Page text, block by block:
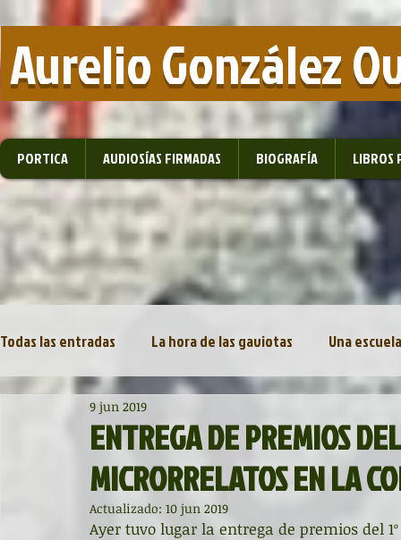
Aurelio González
PORTICA AUDIOSÍAS FIRMADAS BIOGRAFÍA LIBROS
Todas las entradas La hora de las gaviotas Una
Diccionario de mitos clásicos
Noche de Cumpleaños La rucha Asociación
ENTREGA DE PREMIOS
MICRORRELATOS EN LA
9 jun 2019
Actualizado: 10 jun 2019
Ayer tuvo lugar la entrega de premios del 1º